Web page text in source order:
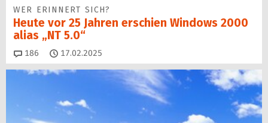
WER ERINNERT SICH?
Heute vor 25 Jahren erschien Windows 2000
alias „NT 5.0“
186 Kommentare
17.02.2025